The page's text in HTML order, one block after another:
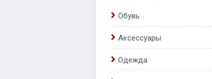
Обувь
Аксессуары
Одежда